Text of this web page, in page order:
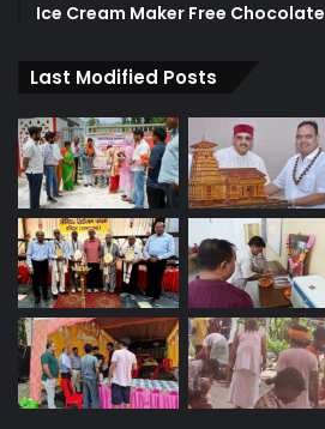
Ice Cream Maker Free Chocolate
Last Modified Posts